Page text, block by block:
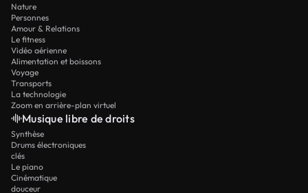
Nature
Personnes
Amour & Relations
Le fitness
Vidéo aérienne
Alimentation et boissons
Voyage
Transports
La technologie
Zoom en arrière-plan virtuel
Musique libre de droits
Synthèse
Drums électroniques
clés
Le piano
Cinématique
douceur